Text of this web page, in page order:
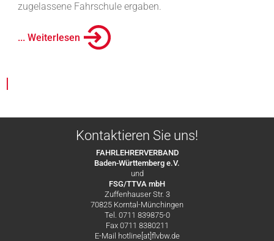
zugelassene Fahrschule ergaben.
... Weiterlesen
|
Kontaktieren Sie uns!
FAHRLEHRERVERBAND
Baden-Württemberg e.V.
und
FSG/TTVA mbH
Zuffenhauser Str. 3
70825 Korntal-Münchingen
Tel. 0711 839875-0
Fax 0711 8380211
E-Mail hotline[at]flvbw.de